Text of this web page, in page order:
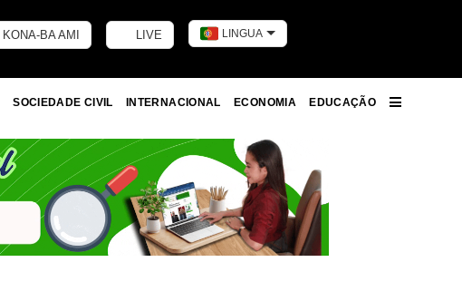
KONA-BA AMI LIVE LINGUA
SOCIEDADE CIVIL INTERNACIONAL ECONOMIA
EDUCAÇÃO